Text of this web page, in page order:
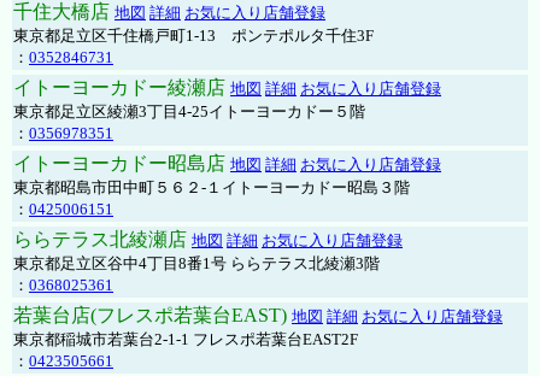
千住大橋店 地図 詳細 お気に入り店舗登録
東京都足立区千住橋戸町1-13 ポンテポルタ千住3F
： 0352846731
イトーヨーカドー綾瀬店 地図 詳細 お気に入り店舗登録
東京都足立区綾瀬3丁目4-25イトーヨーカドー５階
： 0356978351
イトーヨーカドー昭島店 地図 詳細 お気に入り店舗登録
東京都昭島市田中町５６２-１イトーヨーカドー昭島３階
： 0425006151
ららテラス北綾瀬店 地図 詳細 お気に入り店舗登録
東京都足立区谷中4丁目8番1号 ららテラス北綾瀬3階
： 0368025361
若葉台店(フレスポ若葉台EAST) 地図 詳細 お気に入り店舗登録
東京都稲城市若葉台2-1-1 フレスポ若葉台EAST2F
： 0423505661